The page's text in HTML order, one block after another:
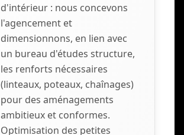
d'intérieur : nous concevons
l'agencement et
dimensionnons, en lien avec
un bureau d'études structure,
les renforts nécessaires
(linteaux, poteaux, chaînages)
pour des aménagements
ambitieux et conformes.
Optimisation des petites